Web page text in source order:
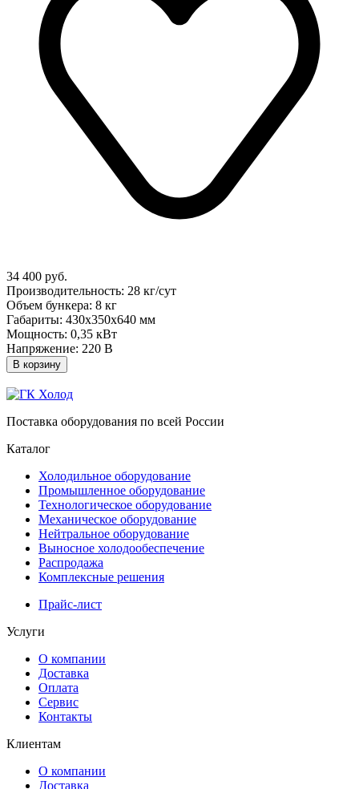
34 400 руб.
Производительность: 28 кг/сут
Объем бункера: 8 кг
Габариты: 430х350х640 мм
Мощность: 0,35 кВт
Напряжение: 220 В
В корзину
Поставка оборудования по всей России
Каталог
Холодильное оборудование
Промышленное оборудование
Технологическое оборудование
Механическое оборудование
Нейтральное оборудование
Выносное холодообеспечение
Распродажа
Комплексные решения
Прайс-лист
Услуги
О компании
Доставка
Оплата
Сервис
Контакты
Клиентам
О компании
Доставка